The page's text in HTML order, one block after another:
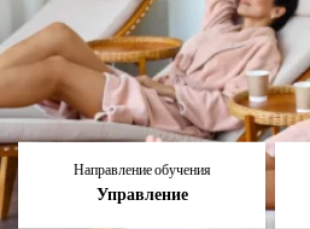
Направление обучения
Управление